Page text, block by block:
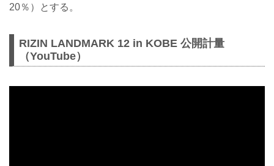
20％）とする。
RIZIN LANDMARK 12 in KOBE 公開計量
（YouTube）